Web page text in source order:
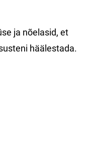
ja nõelasid, et
häälestada.